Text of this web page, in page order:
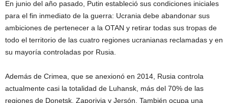
En junio del año pasado, Putin estableció sus condiciones iniciales
para el fin inmediato de la guerra: Ucrania debe abandonar sus
ambiciones de pertenecer a la OTAN y retirar todas sus tropas de
todo el territorio de las cuatro regiones ucranianas reclamadas y en
su mayoría controladas por Rusia.
Además de Crimea, que se anexionó en 2014, Rusia controla
actualmente casi la totalidad de Luhansk, más del 70% de las
regiones de Donetsk, Zaporiyia y Jersón. También ocupa una